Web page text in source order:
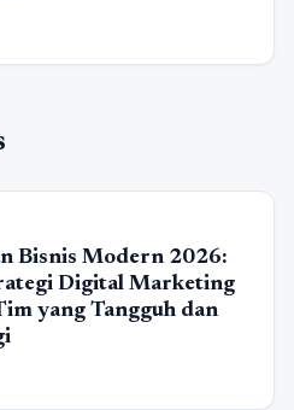
Bisnis Modern 2026:
Digital Marketing
yang Tangguh dan